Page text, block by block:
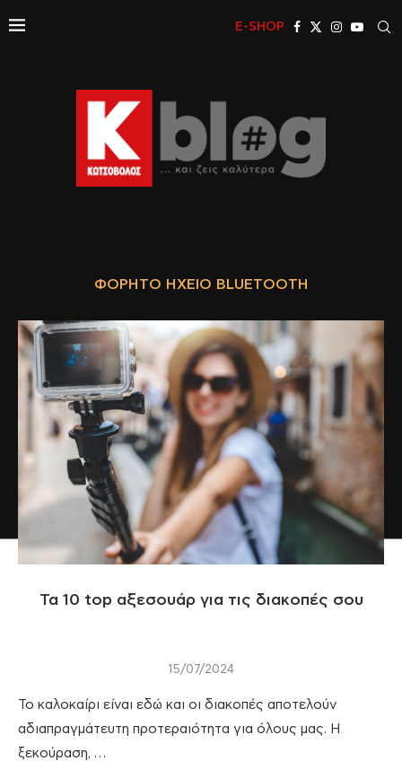
E-SHOP
ΦΟΡΗΤΌ ΗΧΕΊΟ BLUETOOTH
Τα 10 top αξεσουάρ για τις διακοπές σου
15/07/2024
To καλοκαίρι είναι εδώ και οι διακοπές αποτελούν
αδιαπραγμάτευτη προτεραιότητα για όλους μας. Η
ξεκούραση, …